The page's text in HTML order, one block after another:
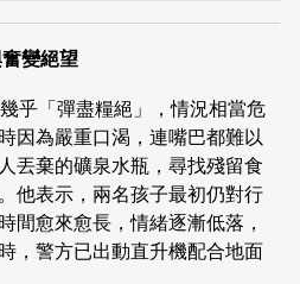
變絕望
乎「彈盡糧絕」，情況相當危
因為嚴重口渴，連嘴巴都難以
丟棄的礦泉水瓶，尋找殘留食
他表示，兩名孩子最初仍對行
間愈來愈長，情緒逐漸低落，
，警方已出動直升機配合地面